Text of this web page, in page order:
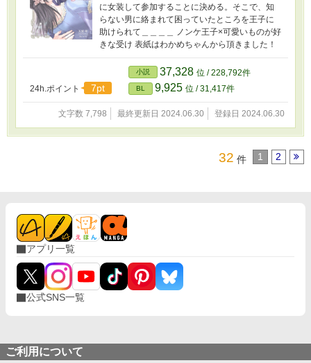
に女装して参加することに決める。そこで、知
らない男に絡まれて困っていたところを王子に
助けられて＿＿＿＿ ノンケ王子×可愛いものが好
きな受け 表紙はわかめちゃんから頂きました！
24h.ポイント 7pt
小説 37,328 位 / 228,792件
BL 9,925 位 / 31,417件
文字数 7,798 最終更新日 2024.06.30 登録日 2024.06.30
32 件 1 2
アプリ一覧
公式SNS一覧
ご利用について